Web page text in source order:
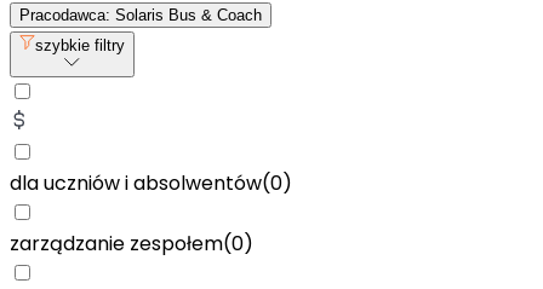
Pracodawca: Solaris Bus & Coach
szybkie filtry
dla uczniów i absolwentów(0)
zarządzanie zespołem(0)